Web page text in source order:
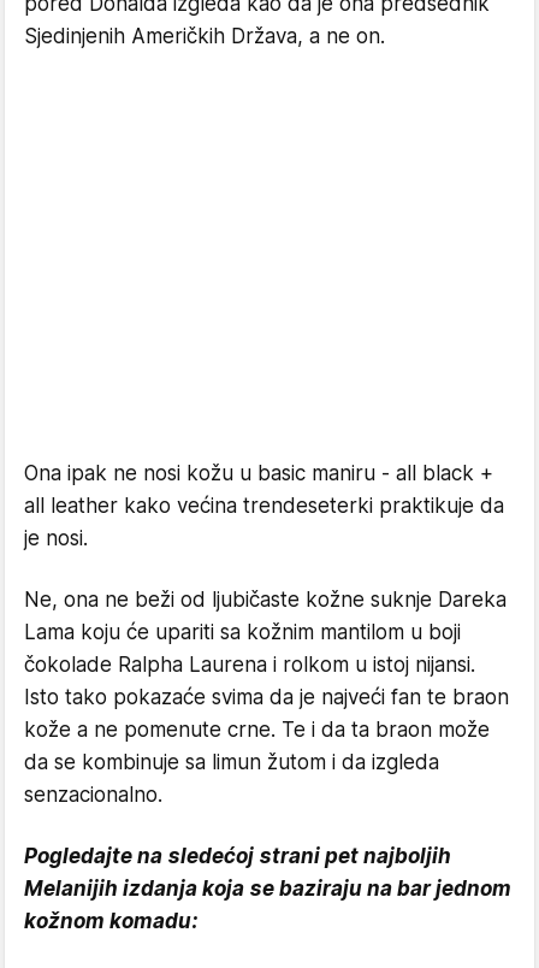
Sjedinjenih Američkih Država, a ne on.
Ona ipak ne nosi kožu u basic maniru - all black +
all leather kako većina trendeseterki praktikuje da
je nosi.
Ne, ona ne beži od ljubičaste kožne suknje Dareka
Lama koju će upariti sa kožnim mantilom u boji
čokolade Ralpha Laurena i rolkom u istoj nijansi.
Isto tako pokazaće svima da je najveći fan te braon
kože a ne pomenute crne. Te i da ta braon može
da se kombinuje sa limun žutom i da izgleda
senzacionalno.
Pogledajte na sledećoj strani pet najboljih
Melanijih izdanja koja se baziraju na bar jednom
kožnom komadu: